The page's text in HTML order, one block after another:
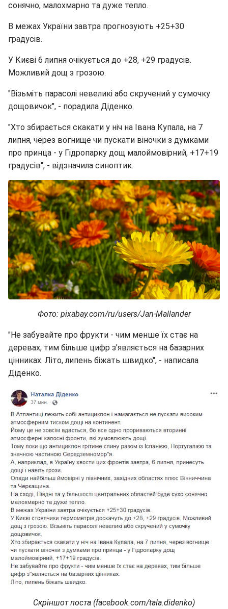
сонячно, малохмарно та дуже тепло.
В межах України завтра прогнозують +25+30
градусів.
У Києві 6 липня очікується до +28, +29 градусів.
Можливий дощ з грозою.
"Візьміть парасолі невеликі або скручений у сумочку
дощовичок", - порадила Діденко.
"Хто збирається скакати у ніч на Івана Купала, на 7
липня, через вогнище чи пускати віночки з думками
про принца - у Гідропарку дощ малоймовірний, +17+19
градусів", - відзначила синоптик.
Фото: pixabay.com/ru/users/Jan-Mallander
"Не забувайте про фрукти - чим менше їх стає на
деревах, тим більше цифр з'являється на базарних
цінниках. Літо, липень біжать швидко", - написала
Діденко.
Скріншот поста (facebook.com/tala.didenko)